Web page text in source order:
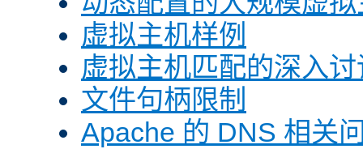
虚拟主机样例
虚拟主机匹配的深入讨
文件句柄限制
Apache 的 DNS 相关